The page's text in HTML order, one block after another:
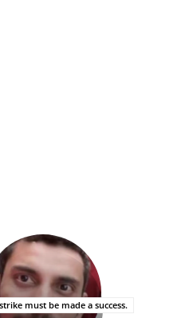
must be made a success.